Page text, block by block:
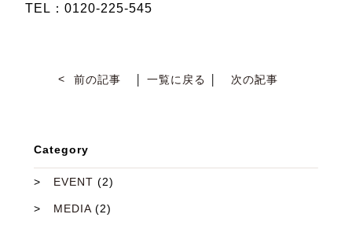
TEL：0120-225-545
前の記事 一覧に戻る 次の記事
Category
EVENT (2)
MEDIA(2)